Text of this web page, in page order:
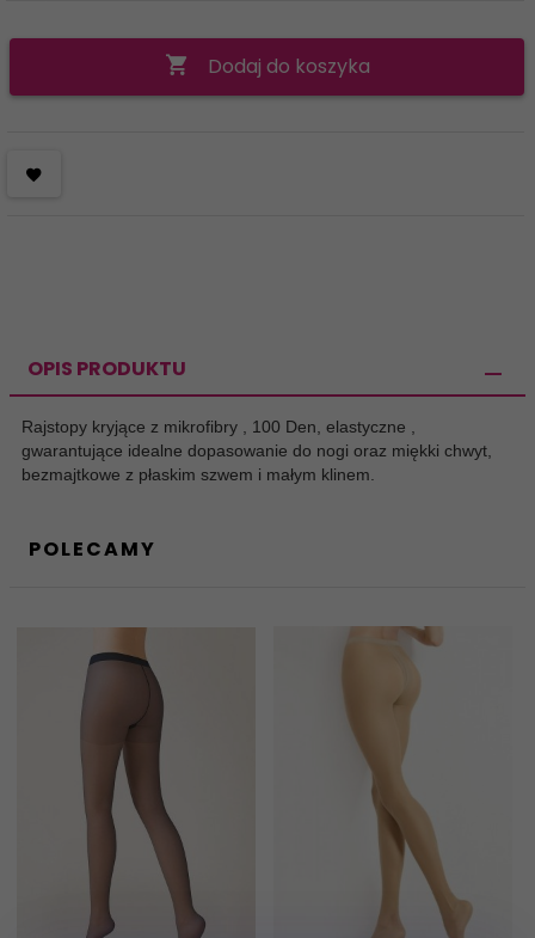
Dodaj do koszyka
OPIS PRODUKTU
Rajstopy kryjące z mikrofibry , 100 Den, elastyczne ,
gwarantujące idealne dopasowanie do nogi oraz miękki chwyt,
bezmajtkowe z płaskim szwem i małym klinem.
POLECAMY